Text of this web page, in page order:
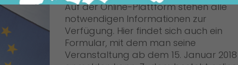
Auf der Online-Plattform stehen alle
notwendigen Informationen zur
Verfügung. Hier findet sich auch ein
Formular, mit dem man seine
Veranstaltung ab dem 15. Januar 2018